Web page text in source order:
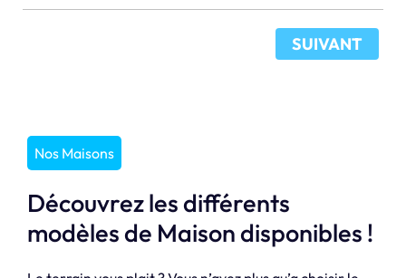
SUIVANT
Nos Maisons
Découvrez les différents
modèles de Maison disponibles !